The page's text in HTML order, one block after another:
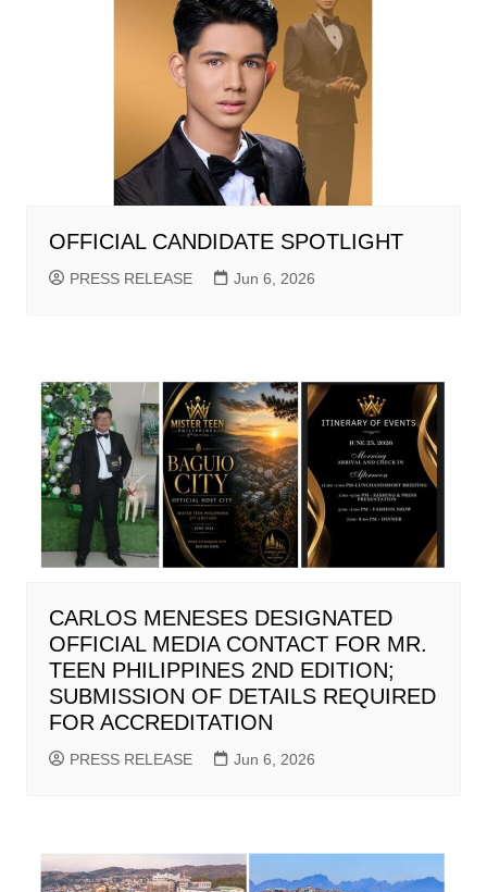
OFFICIAL CANDIDATE SPOTLIGHT
PRESS RELEASE Jun 6, 2026
CARLOS MENESES DESIGNATED
OFFICIAL MEDIA CONTACT FOR MR.
TEEN PHILIPPINES 2ND EDITION;
SUBMISSION OF DETAILS REQUIRED
FOR ACCREDITATION
PRESS RELEASE Jun 6, 2026